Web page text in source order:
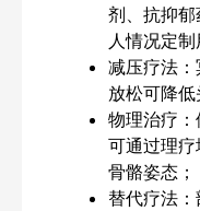
剂、抗抑
人情况定制
减压疗法
放松可降低
物理治疗：
可通过理
骨骼姿态；
替代疗法